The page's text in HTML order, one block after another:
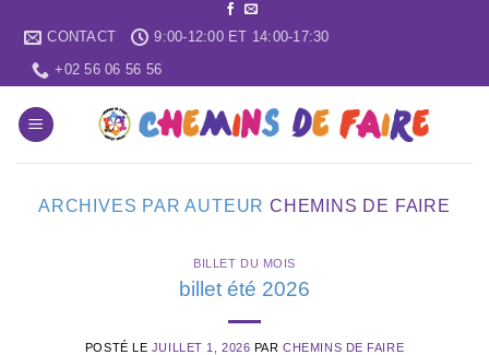
content
CONTACT
9:00-12:00 ET 14:00-17:30
+02 56 06 56 56
ARCHIVES PAR AUTEURCHEMINS DE FAIRE
BILLET DU MOIS
billet été 2026
POSTÉ LE JUILLET 1, 2026 PARCHEMINS DE FAIRE